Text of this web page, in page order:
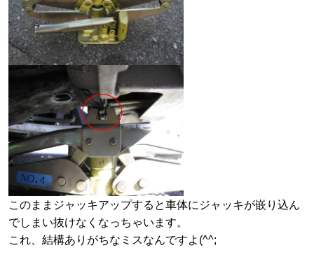
このままジャッキアップすると車体にジャッキが嵌り込ん
でしまい抜けなくなっちゃいます。
これ、結構ありがちなミスなんですよ(^^;